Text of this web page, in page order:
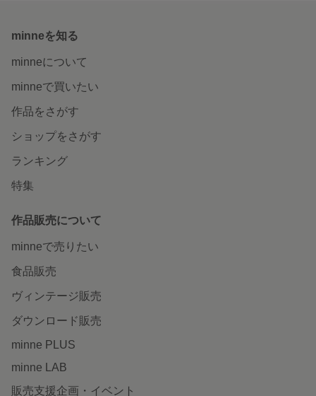
minneを知る
minneについて
minneで買いたい
作品をさがす
ショップをさがす
ランキング
特集
作品販売について
minneで売りたい
食品販売
ヴィンテージ販売
ダウンロード販売
minne PLUS
minne LAB
販売支援企画・イベント